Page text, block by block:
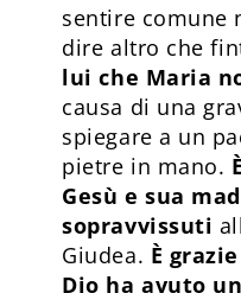
sentire comune
dire altro che
lui che Maria
causa di una
spiegare a un
pietre in mano.
Gesù e sua
sopravvissuti
Giudea. È
Dio ha avuto